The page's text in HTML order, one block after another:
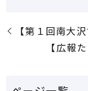
【第１回南大
【広報